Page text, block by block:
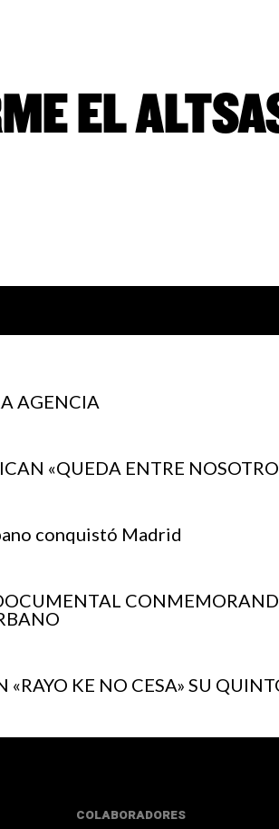
EL
AGENCIA
«QUEDA ENTRE
conquistó Madrid
KE NO CESA» SU
COLABORADORES